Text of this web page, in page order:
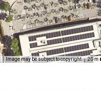
Image may be subject to copyright 20 m